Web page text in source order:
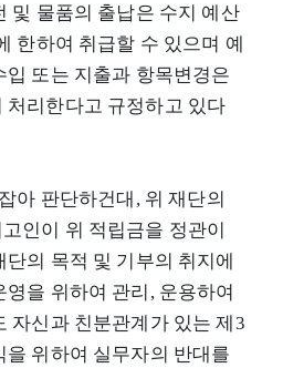
및 물품의 출납은 수지 예산
한하여 취급할 수 있으며 예
또는 지출과 항목변경은
처리한다고 규정하고 있다
아 판단하건대, 위 재단의
인이 위 적립금을 정관이
의 목적 및 기부의 취지에
을 위하여 관리, 운용하여
자신과 친분관계가 있는 제3
을 위하여 실무자의 반대를